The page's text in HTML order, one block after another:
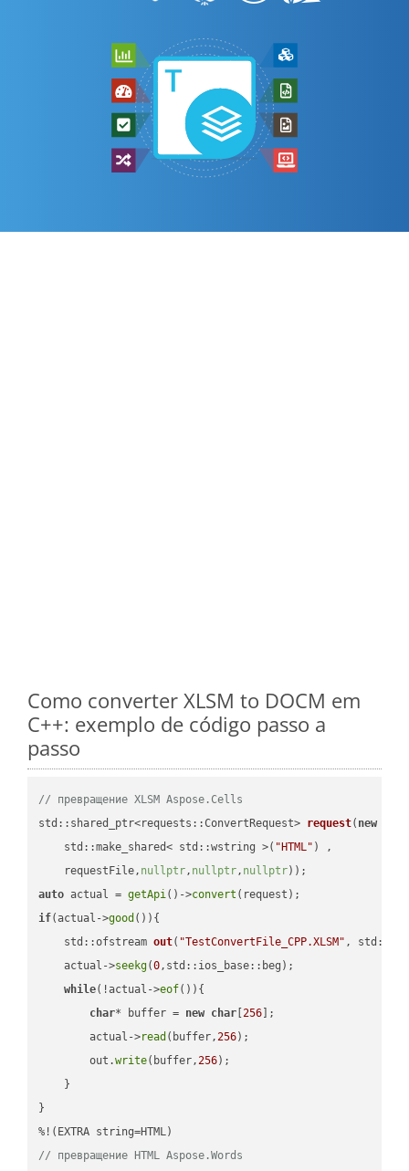
Como converter XLSM to DOCM em
C++: exemplo de código passo a
passo
// превращение XLSM Aspose.Cells
std::shared_ptr<requests::ConvertRequest> request( new
    std::make_shared< std::wstring >(
"HTML" ) ,
    requestFile,
nullptr, nullptr, nullptr))
auto actual = getApi()->convert
if(actual->good ()){
std::ofstream out( "TestConvertFile_CPP.XLSM" ,
    actual->
seekg(0,std::ios_base::beg);
while(!actual->eof()){
char* buffer = new char [256 ];
        actual->
read (buffer,256);
        out.
write(buffer,256);
    }
}
// превращение HTML Aspose.Words